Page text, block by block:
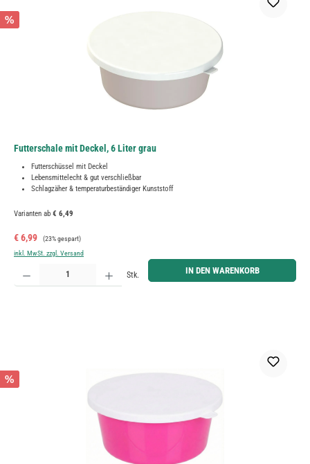
%
Futterschale mit Deckel, 6 Liter grau
Futterschüssel mit Deckel
Lebensmittelecht & gut verschließbar
Schlagzäher & temperaturbeständiger Kunststoff
Varianten ab € 6,49
Verkaufspreis:
€ 6,99 Regulärer Preis:
(23% gespart)
inkl. MwSt. zzgl. Versand
Produkt Anzahl: Gib den gewünschten Wert ein oder benutze die Schaltflächen um die Anzahl zu
Stk. IN DEN WARENKORB
%